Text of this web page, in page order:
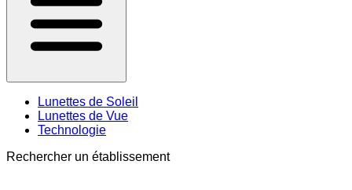
Lunettes de Soleil
Lunettes de Vue
Technologie
Rechercher un établissement